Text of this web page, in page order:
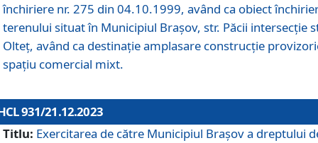
închiriere nr. 275 din 04.10.1999, având ca obiect
terenului situat în Municipiul Brașov, str. Păcii intersecție
Olteț, având ca destinație amplasare construcție
spațiu comercial mixt.
931/21.12.2023
Titlu: Exercitarea de către Municipiul Brașov a dreptului